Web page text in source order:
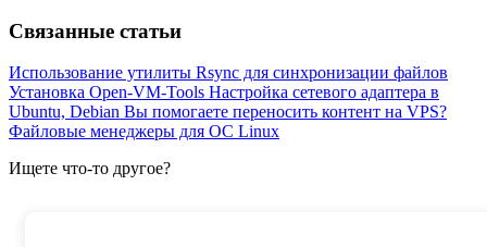
Связанные статьи
Использование утилиты Rsync для синхронизации файлов
Установка Open-VM-Tools Настройка сетевого адаптера в
Ubuntu, Debian Вы помогаете переносить контент на VPS?
Файловые менеджеры для ОС Linux
Ищете что-то другое?